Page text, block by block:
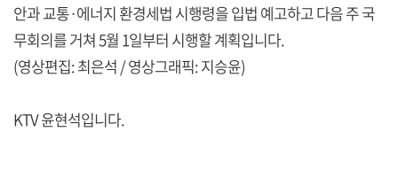
안과 교통·에너지 환경세법 시행령을 입법 예고하고 다음 주 국
무회의를 거쳐 5월 1일부터 시행할 계획입니다.
(영상편집: 최은석 / 영상그래픽: 지승윤)
KTV 윤현석입니다.